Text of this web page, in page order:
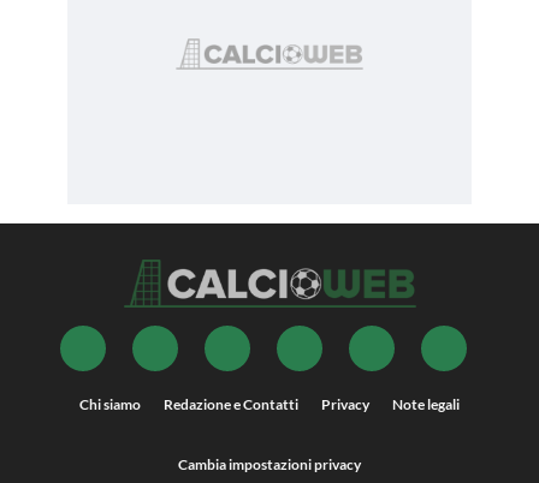
Chi siamo Redazione e Contatti Privacy Note legali
Cambia impostazioni privacy